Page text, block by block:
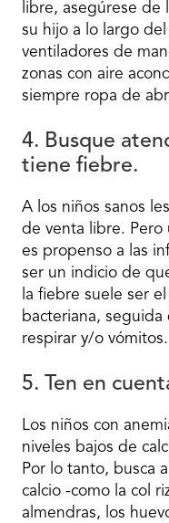
libre, asegúrese de
su hijo a lo largo
ventiladores de
zonas con aire
siempre ropa de
4. Busque
tiene fiebre.
A los niños sanos
de venta libre. Pero
es propenso a las
ser un indicio de
la fiebre suele ser
bacteriana,
respirar y/o vómitos.
5. Ten en
Los niños con
niveles bajos de
Por lo tanto, busca
calcio -como la col
almendras, los